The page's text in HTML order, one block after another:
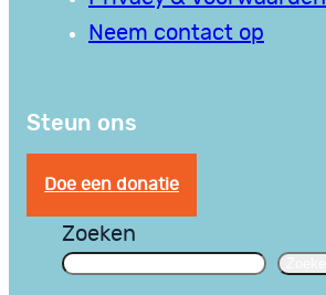
Neem contact op
Steun ons
Doe een donatie
Zoeken